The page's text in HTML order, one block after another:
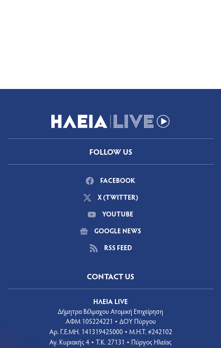
FOLLOW US
FACEBOOK
X (TWITTER)
YOUTUBE
GOOGLE NEWS
RSS FEED
CONTACT US
ΗΛΕΙΑ LIVE
Δήμητρα Βέλμαχου Ατομική Επιχείρηση
ΑΦΜ 105224221 • ΔΟΥ Πύργου
Aρ. Γ.Ε.ΜΗ. 141319425000 • Μ.Η.Τ. #242102
Αγ. Κυριακής 4 • Τ.Κ. 27131 • Πύργος Ηλείας